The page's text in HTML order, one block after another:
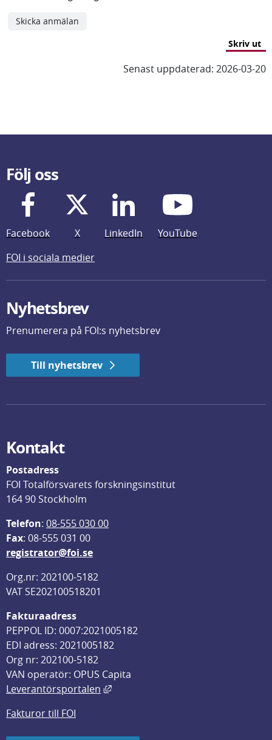
Skriv ut
Senast uppdaterad: 2026-03-20
Följ oss
Facebook X LinkedIn
YouTube
FOI i sociala medier
Nyhetsbrev
Prenumerera på FOI:s nyhetsbrev
Till nyhetsbrev
Kontakt
Postadress
FOI Totalförsvarets forskningsinstitut
164 90 Stockholm
Telefon: 08-555 030 00
Fax: 08-555 031 00
registrator@foi.se
Org.nr: 202100-5182
VAT SE202100518201
Fakturaadress
PEPPOL ID: 0007:2021005182
EDI adress: 2021005182
Org nr: 202100-5182
VAN operatör: OPUS Capita
Leverantörsportalen
Länk till annan webbplats, öppnas
Fakturor till FOI